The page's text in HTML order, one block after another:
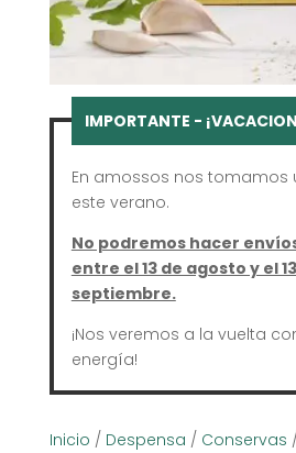
En amossos nos tomamos
este verano.
No podremos hacer
entre el 13 de agosto y el
septiembre.
¡Nos veremos a la vuelta
energía!
Inicio / Despensa / Conservas /